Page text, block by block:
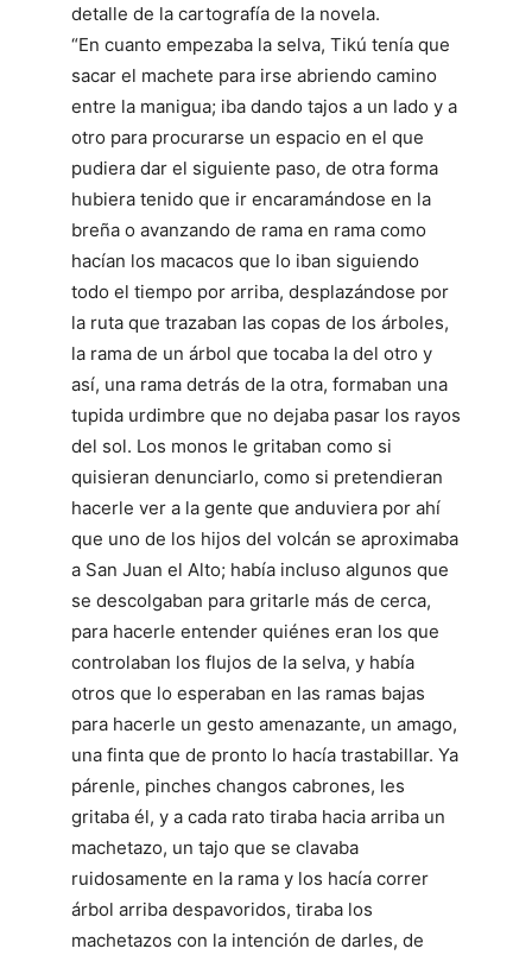
detalle de la cartografía de la novela.
“En cuanto empezaba la selva, Tikú tenía que
sacar el machete para irse abriendo camino
entre la manigua; iba dando tajos a un lado y a
otro para procurarse un espacio en el que
pudiera dar el siguiente paso, de otra forma
hubiera tenido que ir encaramándose en la
breña o avanzando de rama en rama como
hacían los macacos que lo iban siguiendo
todo el tiempo por arriba, desplazándose por
la ruta que trazaban las copas de los árboles,
la rama de un árbol que tocaba la del otro y
así, una rama detrás de la otra, formaban una
tupida urdimbre que no dejaba pasar los rayos
del sol. Los monos le gritaban como si
quisieran denunciarlo, como si pretendieran
hacerle ver a la gente que anduviera por ahí
que uno de los hijos del volcán se aproximaba
a San Juan el Alto; había incluso algunos que
se descolgaban para gritarle más de cerca,
para hacerle entender quiénes eran los que
controlaban los flujos de la selva, y había
otros que lo esperaban en las ramas bajas
para hacerle un gesto amenazante, un amago,
una finta que de pronto lo hacía trastabillar. Ya
párenle, pinches changos cabrones, les
gritaba él, y a cada rato tiraba hacia arriba un
machetazo, un tajo que se clavaba
ruidosamente en la rama y los hacía correr
árbol arriba despavoridos, tiraba los
machetazos con la intención de darles, de